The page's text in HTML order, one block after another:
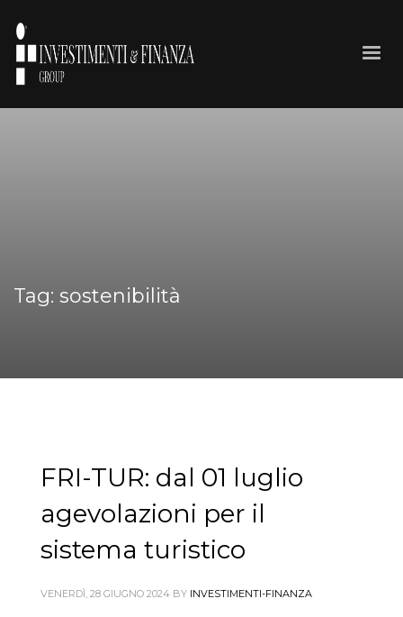
Tag: sostenibilità
FRI-TUR: dal 01 luglio
agevolazioni per il
sistema turistico
VENERDÌ, 28 GIUGNO 2024 BY INVESTIMENTI-FINANZA